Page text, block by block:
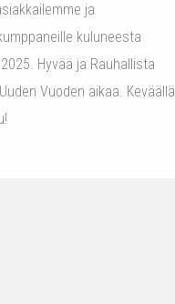
ja
kuluneesta
Hyvää ja Rauhallista
Vuoden aikaa. Keväällä